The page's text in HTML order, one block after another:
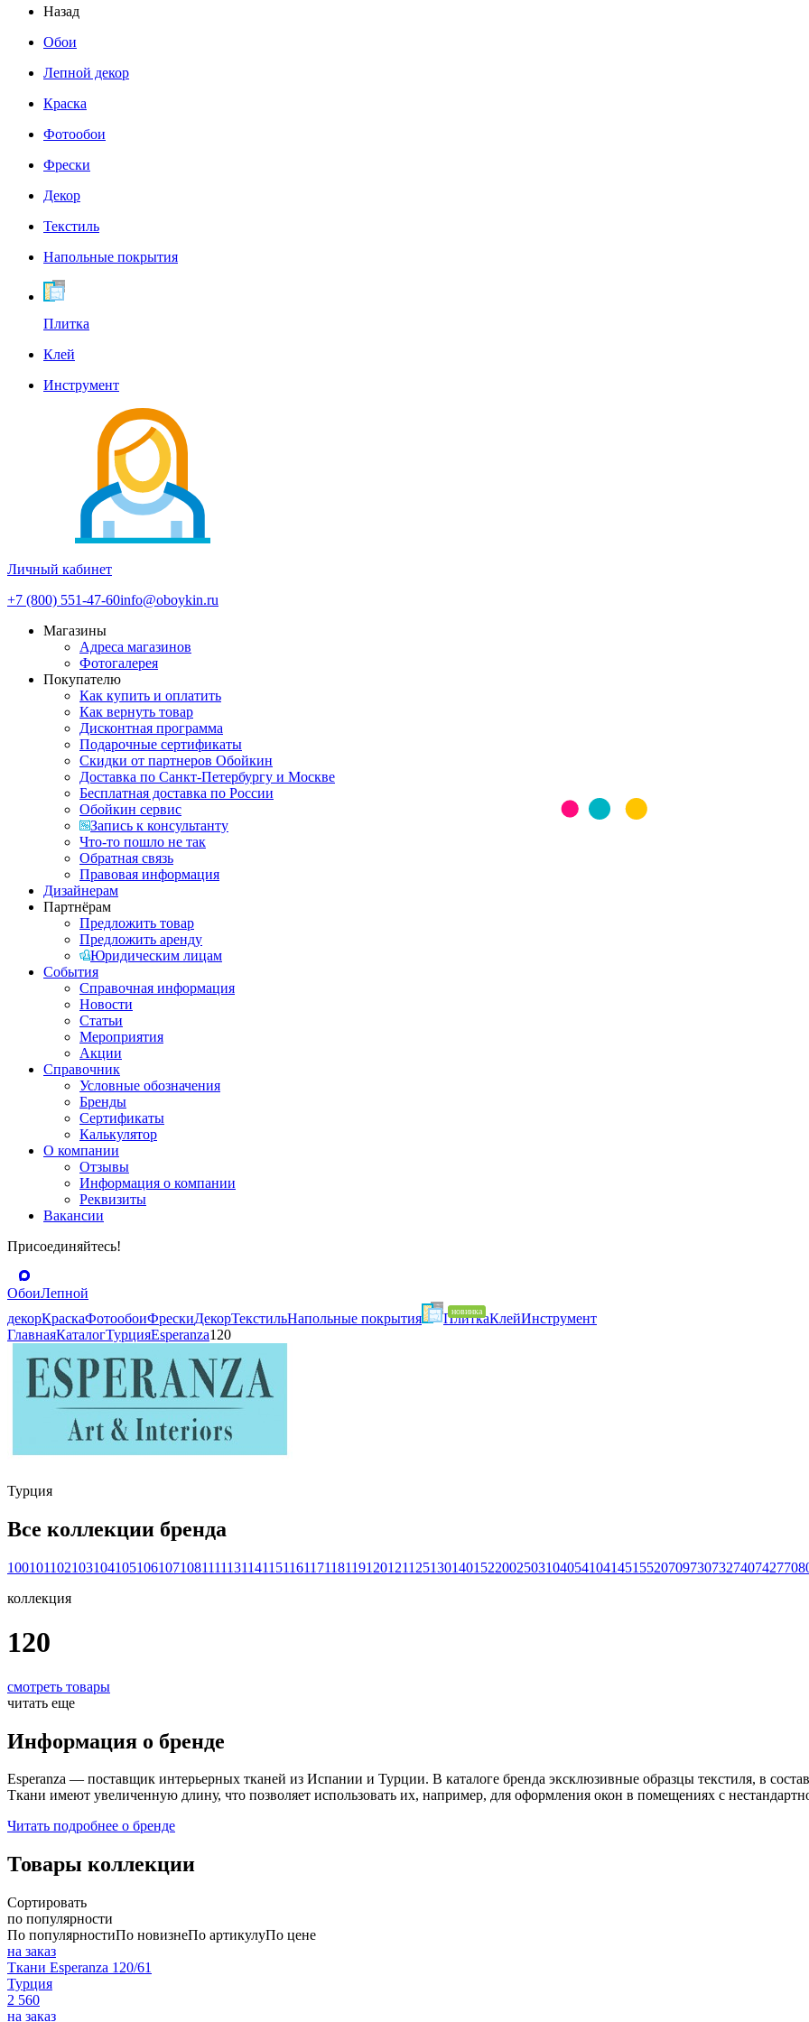
Назад
Обои
Лепной декор
Краска
Фотообои
Фрески
Декор
Текстиль
Напольные покрытия
Плитка
Клей
Инструмент
Личный кабинет
+7 (800) 551-47-60info@oboykin.ru
Магазины
Адреса магазинов
Фотогалерея
Покупателю
Как купить и оплатить
Как вернуть товар
Дисконтная программа
Подарочные сертификаты
Скидки от партнеров Обойкин
Доставка по Санкт-Петербургу и Москве
Бесплатная доставка по России
Обойкин сервис
Запись к консультанту
Что-то пошло не так
Обратная связь
Правовая информация
Дизайнерам
Партнёрам
Предложить товар
Предложить аренду
Юридическим лицам
События
Справочная информация
Новости
Статьи
Мероприятия
Акции
Справочник
Условные обозначения
Бренды
Сертификаты
Калькулятор
О компании
Отзывы
Информация о компании
Реквизиты
Вакансии
Присоединяйтесь!
ОбоиЛепной
декорКраскаФотообоиФрескиДекорТекстильНапольные покрытия ПлиткаКлейИнструмент
ГлавнаяКаталогТурцияEsperanza120
Турция
Все коллекции бренда
100101102103104105106107108111113114115116117118119120121125130140152200250310405410414515520709730732740742770
коллекция
120
смотреть товары
читать еще
Информация о бренде
Esperanza — поставщик интерьерных тканей из Испании и Турции. В каталоге бренда эксклюзивные образцы текстиля, в
Ткани имеют увеличенную длину, что позволяет использовать их, например, для оформления окон в помещениях с
Читать подробнее о бренде
Товары коллекции
Сортировать
по популярности
По популярностиПо новизнеПо артикулуПо цене
на заказ
Ткани Esperanza 120/61
Турция
2 560
на заказ